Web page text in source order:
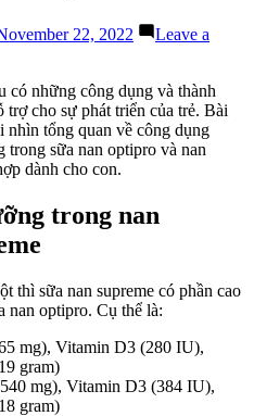
22, 2022
Leave a
có những công dụng và thành
cho sự phát triển của trẻ. Bài
nhìn tổng quan về công dụng
trong sữa nan optipro và nan
dành cho con.
trong nan
thì sữa nan supreme có phần cao
nan optipro. Cụ thể là:
mg), Vitamin D3 (280 IU),
gram)
mg), Vitamin D3 (384 IU),
gram)